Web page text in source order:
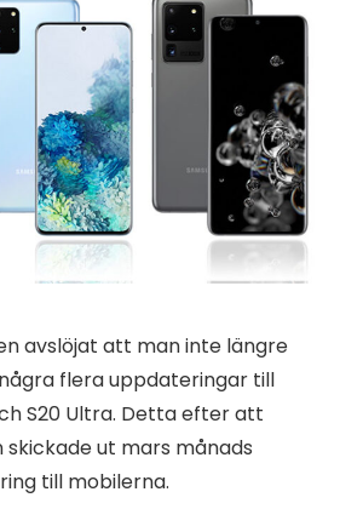
avslöjat att man inte längre
flera uppdateringar till
S20 Ultra. Detta efter att
ut mars månads
till mobilerna.